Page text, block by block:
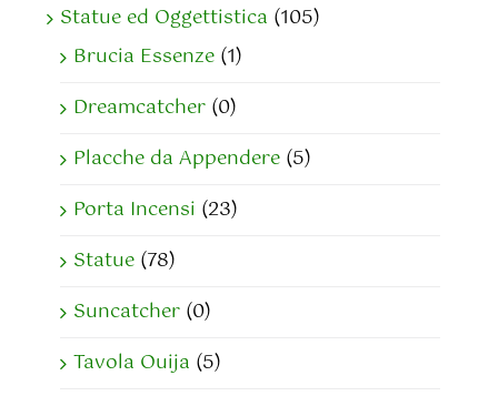
Statue ed Oggettistica (105)
Brucia Essenze (1)
Dreamcatcher (0)
Placche da Appendere (5)
Porta Incensi (23)
Statue (78)
Suncatcher (0)
Tavola Ouija (5)